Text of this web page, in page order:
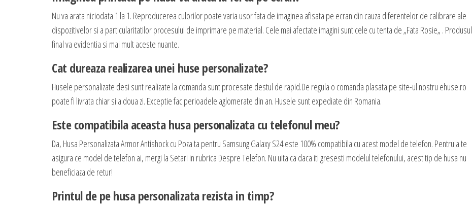
Nu va arata niciodata 1 la 1. Reproducerea culorilor poate varia usor fata de imaginea afisata pe ecran din cauza diferentelor de calibrare ale
dispozitivelor si a particularitatilor procesului de imprimare pe material. Cele mai afectate imagini sunt cele cu tenta de „Fata Rosie„ . Produsul
final va evidentia si mai mult aceste nuante.
Cat dureaza realizarea unei huse personalizate?
Husele personalizate desi sunt realizate la comanda sunt procesate destul de rapid.De regula o comanda plasata pe site-ul nostru ehuse.ro
poate fi livrata chiar si a doua zi. Exceptie fac perioadele aglomerate din an. Husele sunt expediate din Romania.
Este compatibila aceasta husa personalizata cu telefonul meu?
Da, Husa Personalizata Armor Antishock cu Poza ta pentru Samsung Galaxy S24 este 100% compatibila cu acest model de telefon. Pentru a te
asigura ce model de telefon ai, mergi la Setari in rubrica Despre Telefon. Nu uita ca daca iti gresesti modelul telefonului, acest tip de husa nu
beneficiaza de retur!
Printul de pe husa personalizata rezista in timp?